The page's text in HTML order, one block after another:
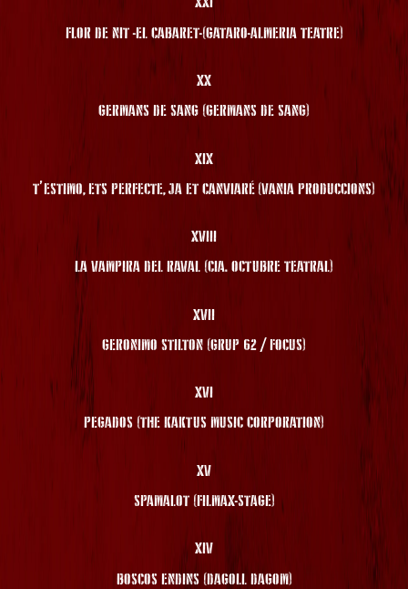
FLOR DE NIT -EL CABARET-(GATARO-ALMERIA TEATRE)
XX
GERMANS DE SANG (GERMANS DE SANG)
XIX
T’ESTIMO, ETS PERFECTE, JA ET CANVIARÉ (VANIA PRODUCCIONS)
XVIII
LA VAMPIRA DEL RAVAL (CIA. OCTUBRE TEATRAL)
XVII
GERONIMO STILTON (GRUP 62 / FOCUS)
XVI
PEGADOS (THE KAKTUS MUSIC CORPORATION)
XV
SPAMALOT (FILMAX-STAGE)
XIV
BOSCOS ENDINS (DAGOLL DAGOM)